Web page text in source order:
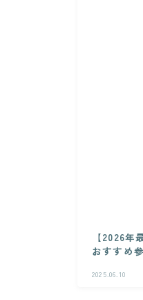
【2026
おすすめ
2025.06.10